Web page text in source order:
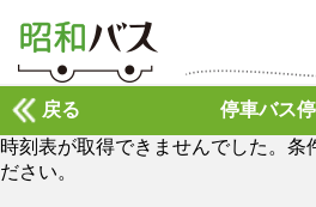
停車バス停
戻る
時刻表が取得できませんでした。条
ださい。